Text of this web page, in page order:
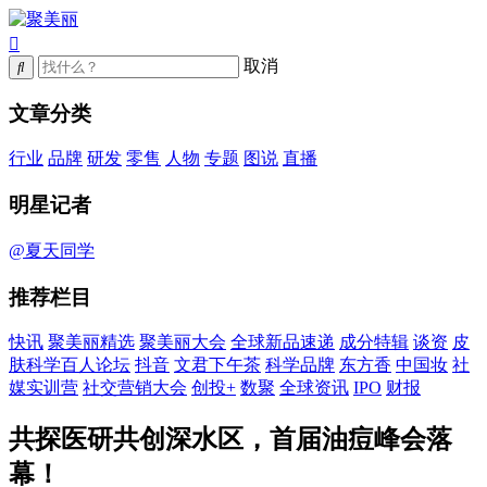
取消
文章分类
行业 品牌 研发 零售 人物 专题 图说 直播
明星记者
@夏天同学
推荐栏目
快讯 聚美丽精选 聚美丽大会 全球新品速递 成分特辑 谈资 皮
肤科学百人论坛 抖音 文君下午茶 科学品牌 东方香 中国妆 社
媒实训营 社交营销大会 创投+ 数聚 全球资讯 IPO 财报
共探医研共创深水区，首届油痘峰会落
幕！